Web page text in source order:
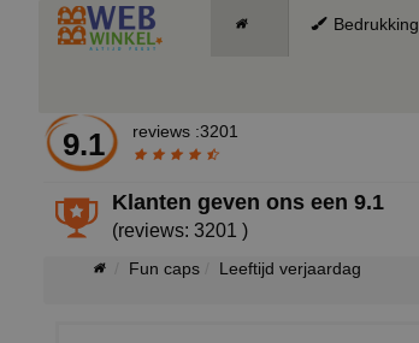
Bedrukking
9.1 reviews :3201
Klanten geven ons een9.1
(reviews: 3201 )
Fun caps Leeftijd verjaardag